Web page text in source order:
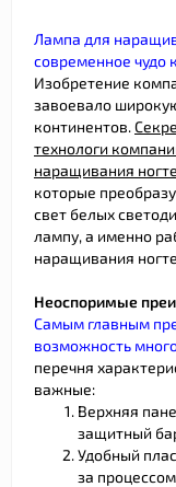
Лампа для
современное чудо
Изобретение
завоевало
континентов.
технологи
наращивания
которые
свет белых
лампу, а именно
наращивания
Неоспоримые
Самым главным
возможность
перечня
важные:
Верхняя
защитный
Удобный
за